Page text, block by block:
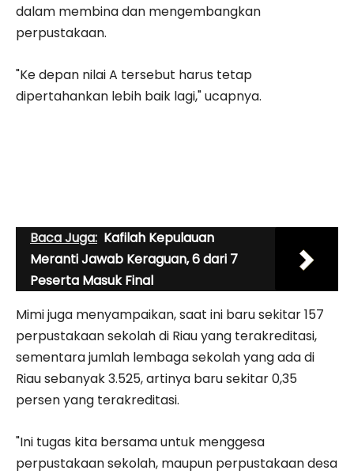
dalam membina dan mengembangkan
perpustakaan.
"Ke depan nilai A tersebut harus tetap
dipertahankan lebih baik lagi," ucapnya.
Baca Juga: Kafilah Kepulauan
Meranti Jawab Keraguan, 6 dari 7
Peserta Masuk Final
Mimi juga menyampaikan, saat ini baru sekitar 157
perpustakaan sekolah di Riau yang terakreditasi,
sementara jumlah lembaga sekolah yang ada di
Riau sebanyak 3.525, artinya baru sekitar 0,35
persen yang terakreditasi.
"Ini tugas kita bersama untuk menggesa
perpustakaan sekolah, maupun perpustakaan desa